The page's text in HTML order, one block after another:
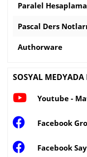
Paralel Hesaplama
Pascal Ders Notları
Authorware
SOSYAL MEDYADA
Youtube -
Facebook
Facebook